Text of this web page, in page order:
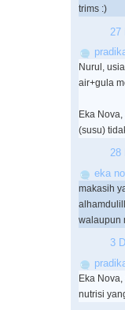
trims :)
27
Nurul,
air+gula
Eka
(susu)
28
eka
makasih
walaupun
3
Eka
nutrisi